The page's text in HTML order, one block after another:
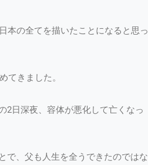
本の全てを描いたことになると思っ
てきました。
2日深夜、容体が悪化して亡くなっ
で、父も人生を全うできたのではな